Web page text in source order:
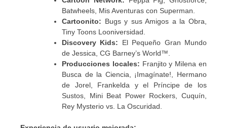
Batwheels, Mis Aventuras con Superman.
Cartoonito: Bugs y sus Amigos a la Obra,
Tiny Toons Looniversidad.
Discovery Kids: El Pequeño Gran Mundo
de Jessica, CG Barney’s World™.
Producciones locales: Franjito y Milena en
Busca de la Ciencia, ¡Imagínate!, Hermano
de Jorel, Frankelda y el Príncipe de los
Sustos, Mini Beat Power Rockers, Cuquín,
Rey Mysterio vs. La Oscuridad.